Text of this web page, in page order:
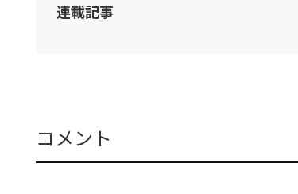
連載記事
コメント